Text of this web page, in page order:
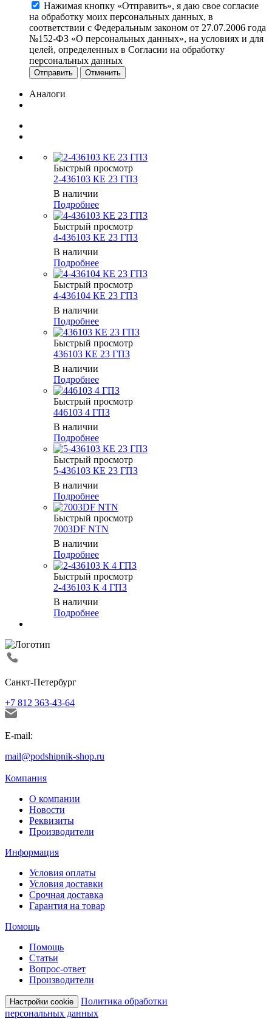
Нажимая кнопку «Отправить», я даю свое согласие
на обработку моих персональных данных, в
соответствии с Федеральным законом от 27.07.2006 года
№152-ФЗ «О персональных данных», на условиях и для
целей, определенных в Согласии на обработку
персональных данных
Отменить
Аналоги
Быстрый просмотр
2-436103 КЕ 23 ГПЗ
В наличии
Подробнее
Быстрый просмотр
4-436103 КЕ 23 ГПЗ
В наличии
Подробнее
Быстрый просмотр
4-436104 КЕ 23 ГПЗ
В наличии
Подробнее
Быстрый просмотр
436103 КЕ 23 ГПЗ
В наличии
Подробнее
Быстрый просмотр
446103 4 ГПЗ
В наличии
Подробнее
Быстрый просмотр
5-436103 КЕ 23 ГПЗ
В наличии
Подробнее
Быстрый просмотр
7003DF NTN
В наличии
Подробнее
Быстрый просмотр
2-436103 К 4 ГПЗ
В наличии
Подробнее
Санкт-Петербург
+7 812 363-43-64
E-mail:
mail@podshipnik-shop.ru
Компания
О компании
Новости
Реквизиты
Производители
Информация
Условия оплаты
Условия доставки
Срочная доставка
Гарантия на товар
Помощь
Помощь
Статьи
Вопрос-ответ
Производители
Настройки cookie
Политика обработки
персональных данных